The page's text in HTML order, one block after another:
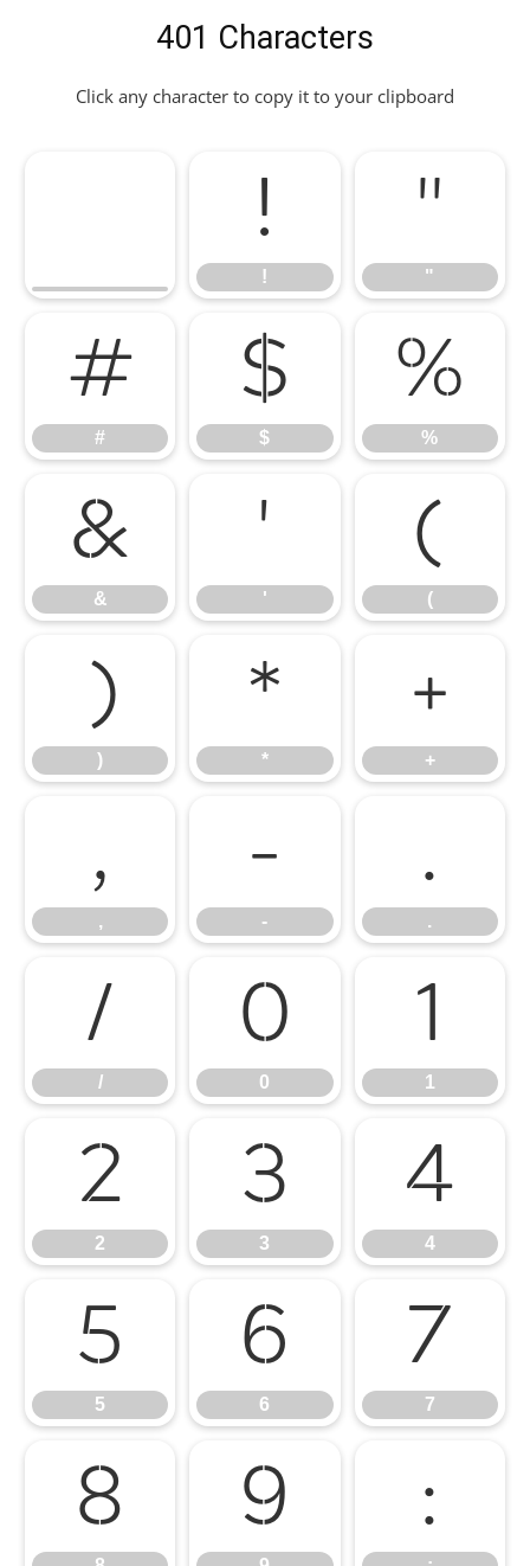
401 Characters
Click any character to copy it to your clipboard
!
!
"
"
#
#
$
$
%
%
&
&
'
'
(
(
)
)
*
*
+
+
,
,
-
-
.
.
/
/
0
0
1
1
2
2
3
3
4
4
5
5
6
6
7
7
8 9 :